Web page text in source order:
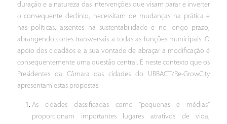
duração e a natureza das intervenções que visam parar e inverter
o consequente declínio, necessitam de mudanças na prática e
nas políticas, assentes na sustentabilidade e no longo prazo,
abrangendo cortes transversais a todas as funções municipais. O
apoio dos cidadãos e a sua vontade de abraçar a modificação é
consequentemente uma questão central. É neste contexto que os
Presidentes da Câmara das cidades do URBACT/Re-GrowCity
apresentam estas propostas:
As cidades classificadas como “pequenas e médias”
proporcionam importantes lugares atrativos de vida,